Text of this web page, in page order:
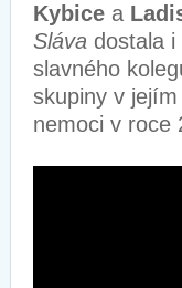
Kybice a
Sláva dostala
slavného
skupiny v
nemoci v roce